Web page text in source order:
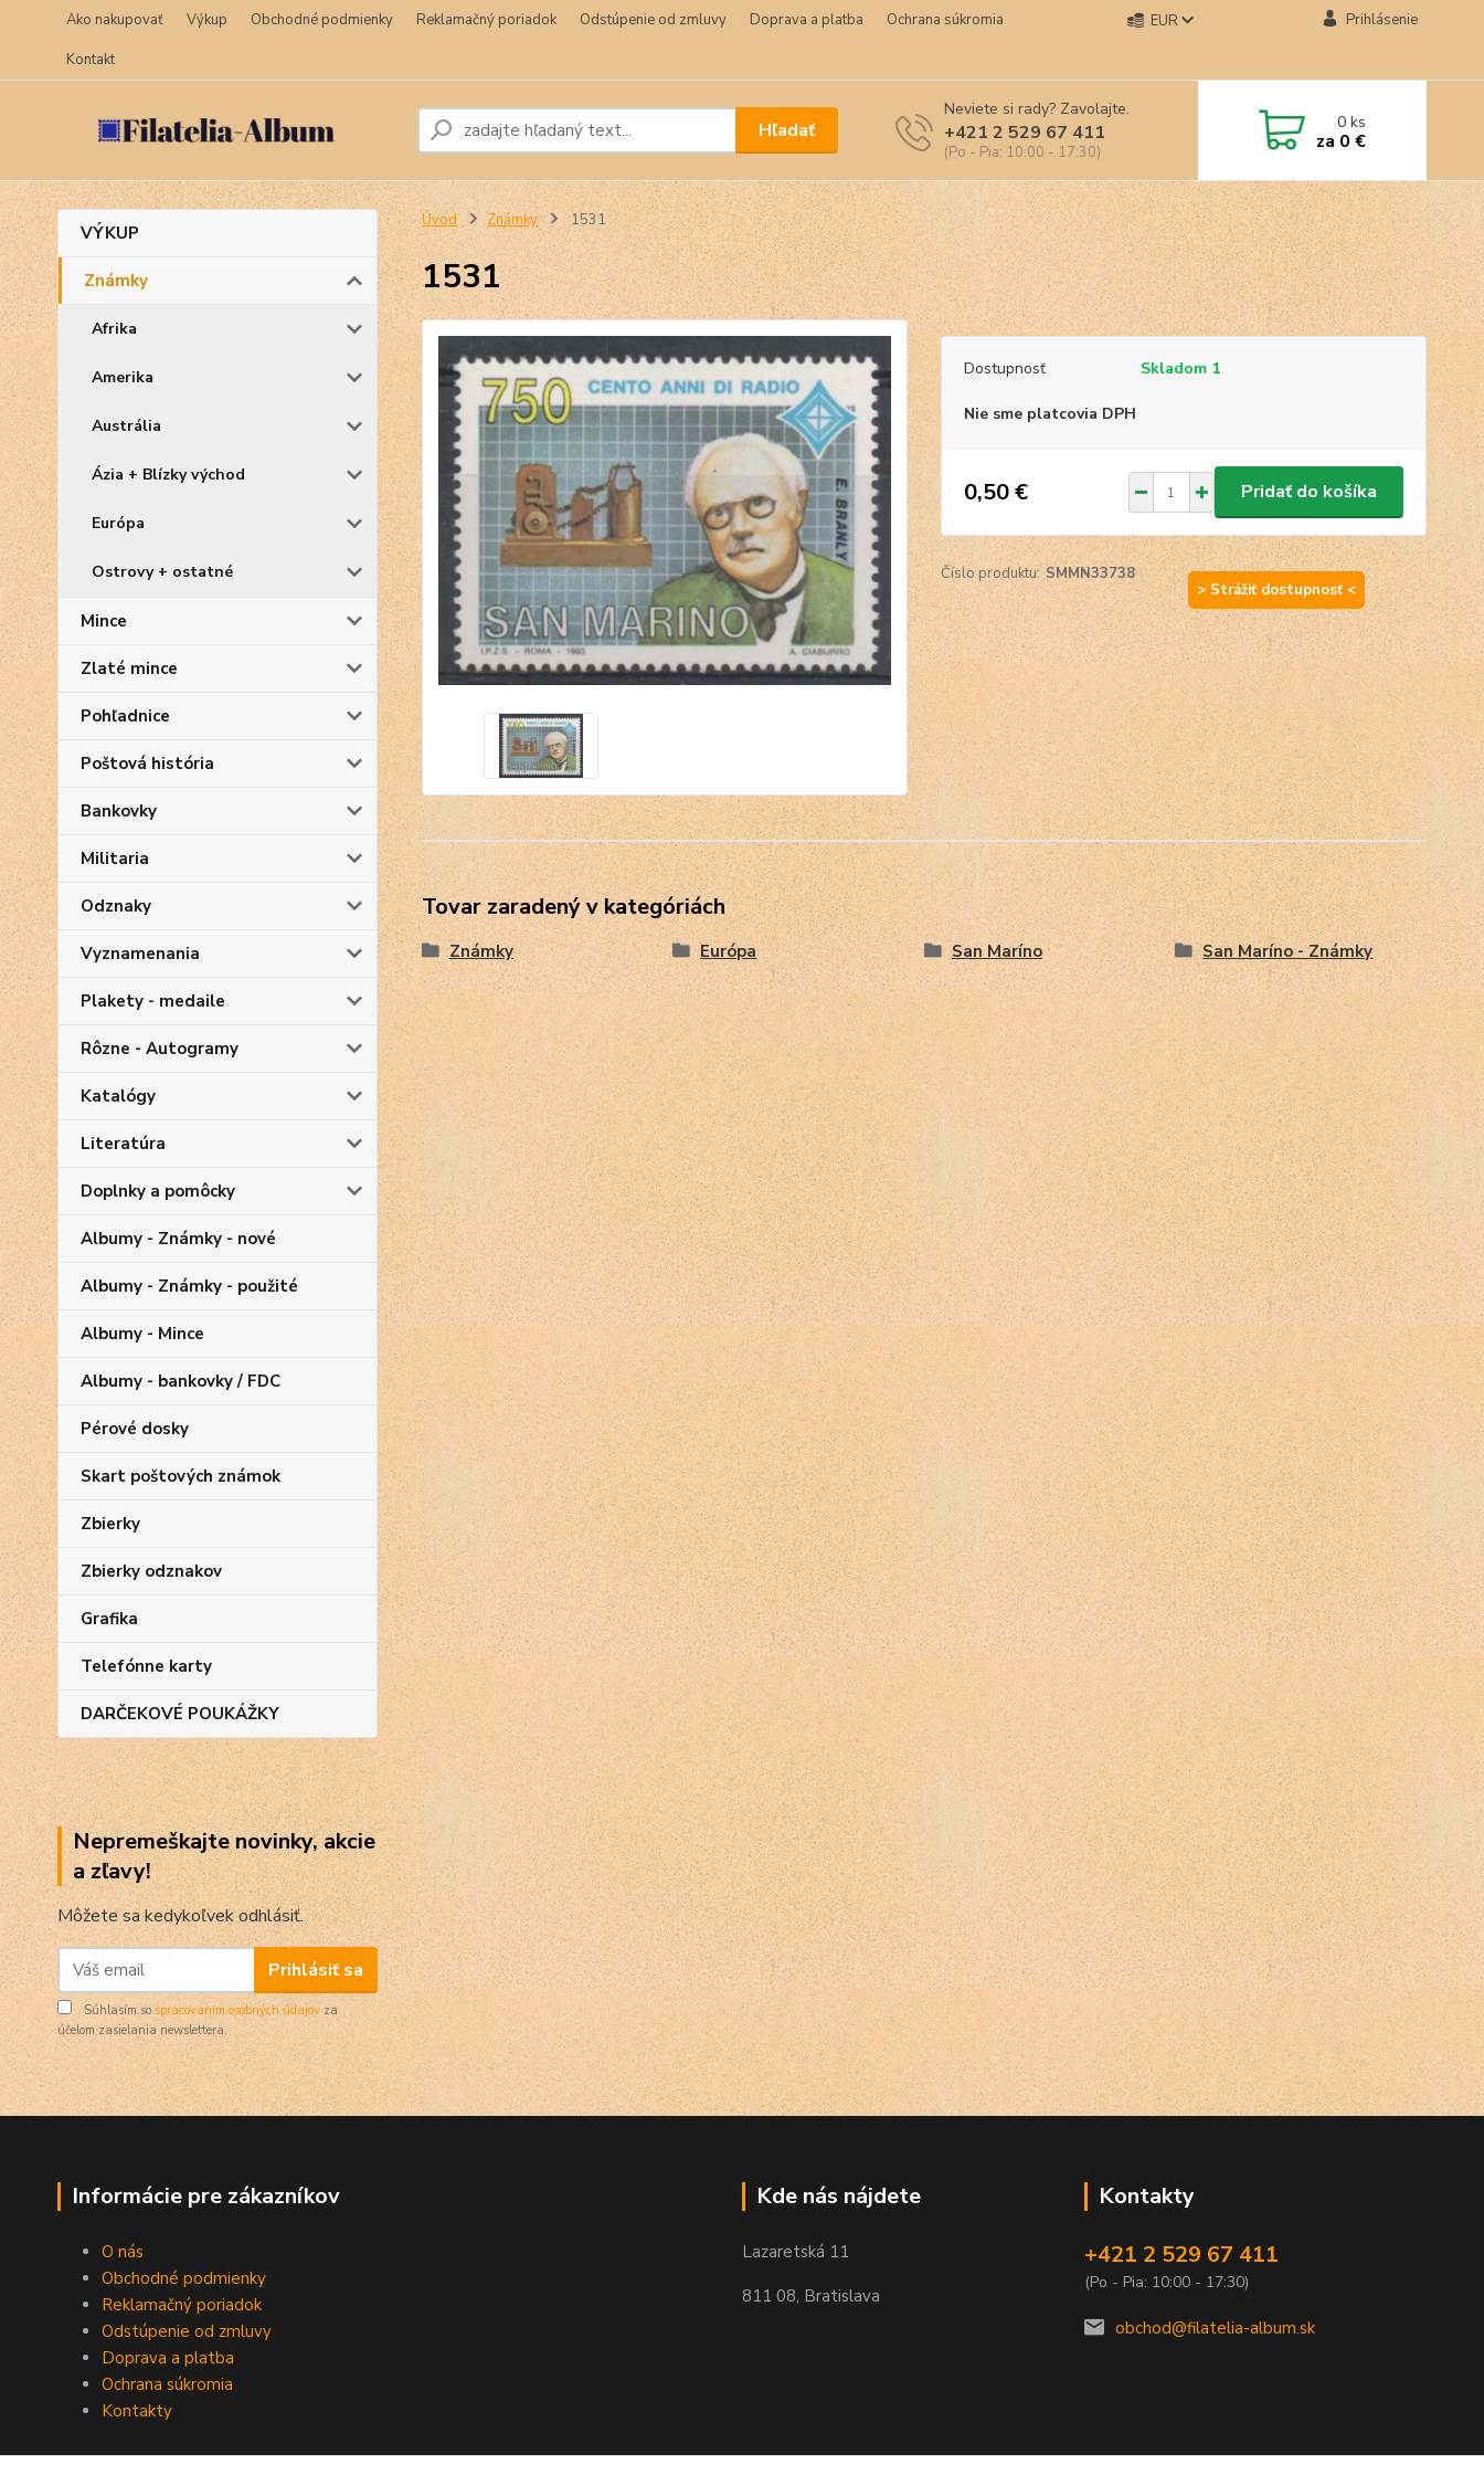
Ako nakupovať Výkup Obchodné podmienky Reklamačný poriadok Odstúpenie od zmluvy Doprava a platba
Ochrana súkromia
Kontakt
EUR Prihlásenie
Hľadať
Neviete si rady? Zavolajte.
+421 2 529 67 411
(Po - Pia: 10:00 - 17:30)
0ks
za 0 €
VÝKUP
Známky
Afrika
Amerika
Austrália
Ázia + Blízky východ
Európa
Ostrovy + ostatné
Mince
Zlaté mince
Pohľadnice
Poštová história
Bankovky
Militaria
Odznaky
Vyznamenania
Plakety - medaile
Rôzne - Autogramy
Katalógy
Literatúra
Doplnky a pomôcky
Albumy - Známky - nové
Albumy - Známky - použité
Albumy - Mince
Albumy - bankovky / FDC
Pérové dosky
Skart poštových známok
Zbierky
Zbierky odznakov
Grafika
Telefónne karty
DARČEKOVÉ POUKÁŽKY
Nepremeškajte novinky, akcie
a zľavy!
Môžete sa kedykoľvek odhlásiť.
Prihlásiť sa
Súhlasím so spracovaním osobných údajov za
účelom zasielania newslettera.
Úvod Známky 1531
1531
Dostupnosť Skladom 1
Nie sme platcovia DPH
0,50 € Pridať do košíka
Číslo produktu: SMMN33738
> Strážiť dostupnosť <
Tovar zaradený v kategóriách
Známky Európa San Maríno San Maríno - Známky
Informácie pre zákazníkov
O nás
Obchodné podmienky
Reklamačný poriadok
Odstúpenie od zmluvy
Doprava a platba
Ochrana súkromia
Kontakty
Kde nás nájdete
Lazaretská 11
811 08, Bratislava
Kontakty
+421 2 529 67 411
(Po - Pia: 10:00 - 17:30)
obchod@filatelia-album.sk